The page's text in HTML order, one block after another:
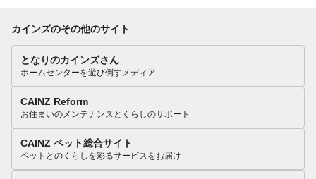
カインズのその他のサイト
となりのカインズさん
ホームセンターを遊び倒すメディア
CAINZ Reform
お住まいのメンテナンスとくらしのサポート
CAINZ ペット総合サイト
ペットとのくらしを彩るサービスをお届け